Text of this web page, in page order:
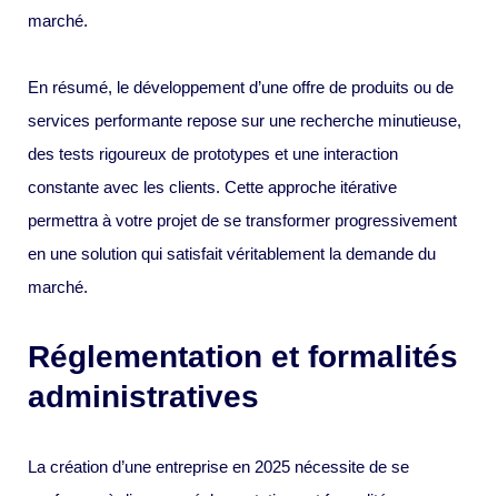
marché.
En résumé, le développement d’une offre de produits ou de
services performante repose sur une recherche minutieuse,
des tests rigoureux de prototypes et une interaction
constante avec les clients. Cette approche itérative
permettra à votre projet de se transformer progressivement
en une solution qui satisfait véritablement la demande du
marché.
Réglementation et formalités
administratives
La création d’une entreprise en 2025 nécessite de se